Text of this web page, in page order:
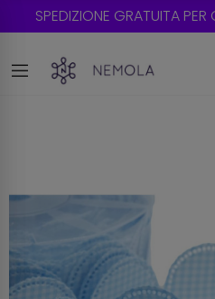
SPEDIZIONE GRATUITA